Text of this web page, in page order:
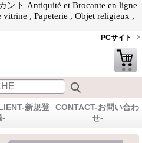
ト Antiquité et Brocante en ligne
, Papeterie , Objet religieux ,
PCサイト
新規登
-
CONTACT-お問い合わ
せ-